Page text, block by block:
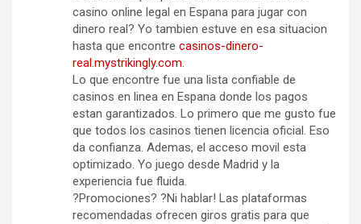
casino online legal en Espana para jugar con
dinero real? Yo tambien estuve en esa situacion
hasta que encontre casinos-dinero-
real.mystrikingly.com.
Lo que encontre fue una lista confiable de
casinos en linea en Espana donde los pagos
estan garantizados. Lo primero que me gusto fue
que todos los casinos tienen licencia oficial. Eso
da confianza. Ademas, el acceso movil esta
optimizado. Yo juego desde Madrid y la
experiencia fue fluida.
?Promociones? ?Ni hablar! Las plataformas
recomendadas ofrecen giros gratis para que